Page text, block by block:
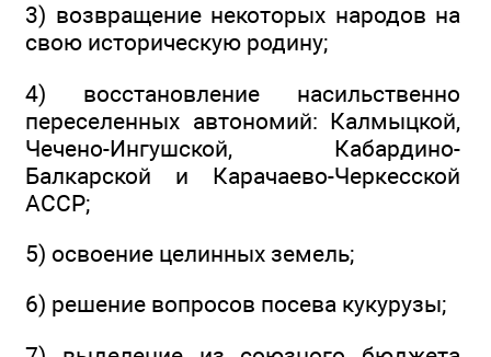
3) возвращение некоторых народов на
свою историческую родину;
4) восстановление насильственно
переселенных автономий: Калмыцкой,
Чечено-Ингушской, Кабардино-
Балкарской и Карачаево-Черкесской
АССР;
5) освоение целинных земель;
6) решение вопросов посева кукурузы;